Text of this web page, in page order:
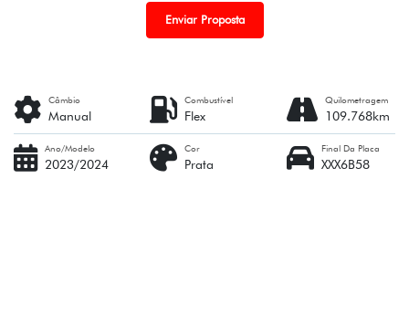
Enviar Proposta
Câmbio
Manual
Combustível
Flex
Quilometragem
109.768km
Ano/Modelo
2023/2024
Cor
Prata
Final Da Placa
XXX6B58